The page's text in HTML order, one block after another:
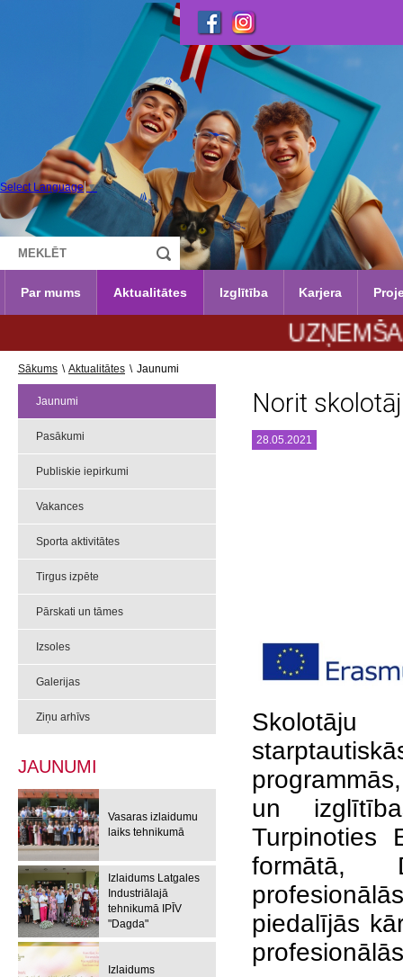
Select Language ▼
Par mums Aktualitātes Izglītība Karjera
UZŅEMŠANA
Sākums \ Aktualitātes \ Jaunumi
Jaunumi
Pasākumi
Publiskie iepirkumi
Vakances
Sporta aktivitātes
Tirgus izpēte
Pārskati un tāmes
Izsoles
Galerijas
Ziņu arhīvs
JAUNUMI
Vasaras izlaidumu
laiks tehnikumā
Izlaidums Latgales
Industriālajā
tehnikumā IPĪV
"Dagda"
Izlaidums
Norit
28.05.2021
Skolotāju
un
Turpinoties
formātā,
piedalījās